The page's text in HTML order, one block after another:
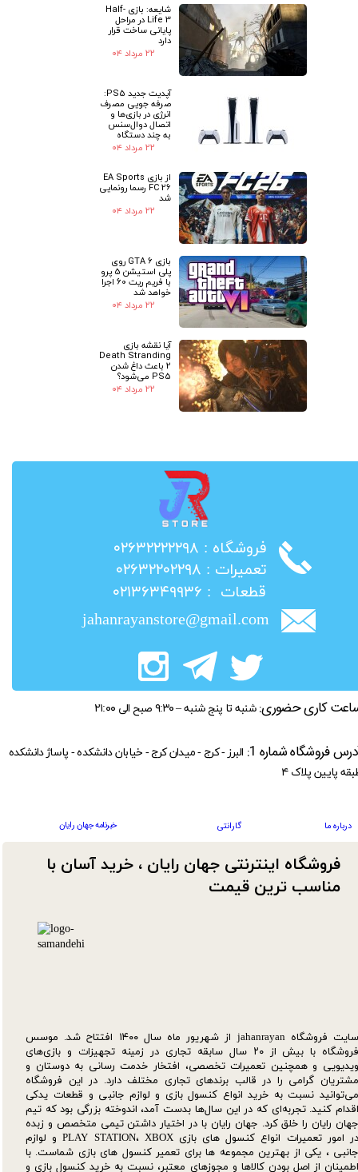
شایعه: بازی Half-
Life 3 در مراحل
پایانی ساخت قرار
دارد
۲۲ مرداد ۰۴
آپدیت جدید PS5:
صرفه جویی مصرف
انرژی در بازی‌ها و
اتصال دوال‌سنس
به چند دستگاه
۲۲ مرداد ۰۴
از بازی EA Sports
FC 26 رسما رونمایی
شد
۲۲ مرداد ۰۴
بازی GTA 6 روی
پلی استیشن 5 پرو
با فریم ریت 60 اجرا
خواهد شد
۲۲ مرداد ۰۴
آیا نقشه بازی
Death Stranding
2 باعث داغ شدن
PS5 می‌شود؟
۲۲ مرداد ۰۴
​فروشگاه : ۰۲۶۳۲۲۲۲۲۹۸
​تعمیرات : ۰۲۶۳۲۲۰۲۲۹۸
​قطعات : ۰۲۱۳۶۳۴۹۹۳۶
jahanrayanstore@gmail.com
سایت فروشگاه jahanrayan از شهریور ماه سال ۱۴۰۰ افتتاح شد. موسس
فروشگاه با بیش از ۲۰ سال سابقه تجاری در زمینه تجهیزات و بازی‌های
ویدیویی و همچنین تعمیرات تخصصی، افتخار خدمت رسانی به دوستان و
مشتریان گرامی را در قالب برندهای تجاری مختلف دارد. در این فروشگاه
می‌توانید نسبت به خرید انواع کنسول بازی و لوازم جانبی و قطعات یدکی‌
اقدام کنید. تجربه‌ای که در این سال‌ها بدست آمد، اندوخته بزرگی بود که تیم
جهان رایان را خلق کرد. جهان رایان با در اختیار داشتن تیمی متخصص و زبده
در امور تعمیرات انواع کنسول های بازی PLAY STATION، XBOX و لوازم
جانبی ، یکی از بهترین مجموعه ها برای تعمیر کنسول های بازی شماست. با
اطمینان از اصل بودن کالاها و مجوزهای معتبر، نسبت به خرید کنسول بازی و
فروشگاه اینترنتی جهان رایان ، خرید آسان با
مناسب ترین قیمت​​​​​​​
کاری حضوری: شنبه تا پنج شنبه – ۹:۳۰ صبح الی ۲۱:۰۰
درباره ما گارانتی خبرنامه جهان رایان
فروشگاه شماره 1:
البرز - کرج - میدان کرج - خیابان دانشکده - پاساژ دانشکده
پایین پلاک ۴